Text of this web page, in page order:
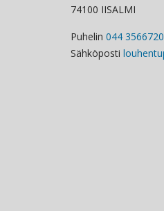
74100 IISALMI
Puhelin 044 3566720
Sähköposti